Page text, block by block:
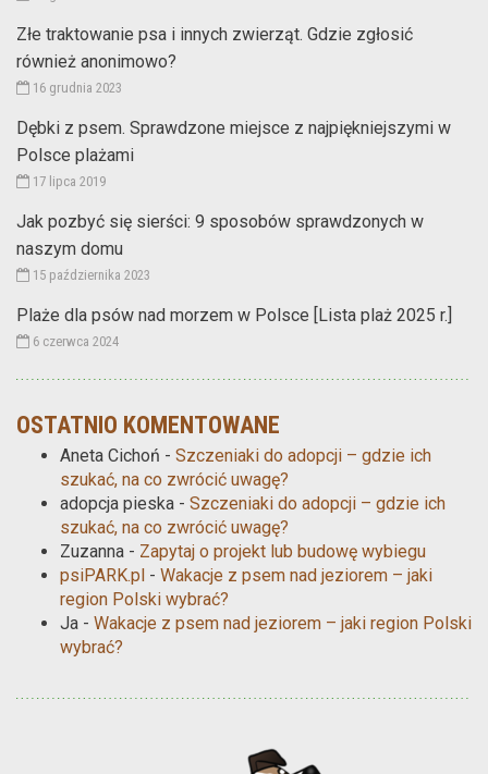
Złe traktowanie psa i innych zwierząt. Gdzie zgłosić
również anonimowo?
16 grudnia 2023
Dębki z psem. Sprawdzone miejsce z najpiękniejszymi w
Polsce plażami
17 lipca 2019
Jak pozbyć się sierści: 9 sposobów sprawdzonych w
naszym domu
15 października 2023
Plaże dla psów nad morzem w Polsce [Lista plaż 2025 r.]
6 czerwca 2024
OSTATNIO KOMENTOWANE
Aneta Cichoń - Szczeniaki do adopcji – gdzie ich
szukać, na co zwrócić uwagę?
adopcja pieska - Szczeniaki do adopcji – gdzie ich
szukać, na co zwrócić uwagę?
Zuzanna - Zapytaj o projekt lub budowę wybiegu
psiPARK.pl - Wakacje z psem nad jeziorem – jaki
region Polski wybrać?
Ja - Wakacje z psem nad jeziorem – jaki region Polski
wybrać?